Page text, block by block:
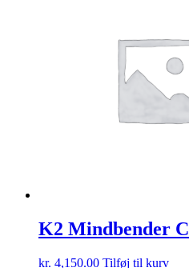
K2 Mindbender C
kr. 4,150.00 Tilføj til kurv